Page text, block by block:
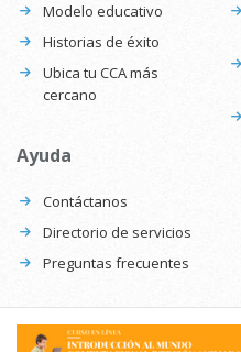
Modelo educativo
Historias de éxito
Ubica tu CCA más
cercano
Ayuda
Contáctanos
Directorio de servicios
Preguntas frecuentes